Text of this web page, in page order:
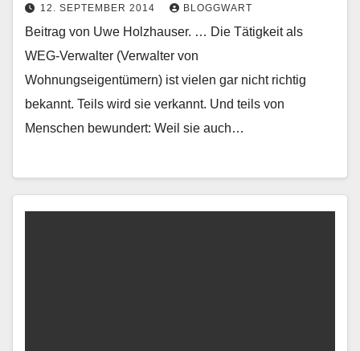
12. SEPTEMBER 2014 BLOGGWART
Beitrag von Uwe Holzhauser. … Die Tätigkeit als
WEG-Verwalter (Verwalter von
Wohnungseigentümern) ist vielen gar nicht richtig
bekannt. Teils wird sie verkannt. Und teils von
Menschen bewundert: Weil sie auch…